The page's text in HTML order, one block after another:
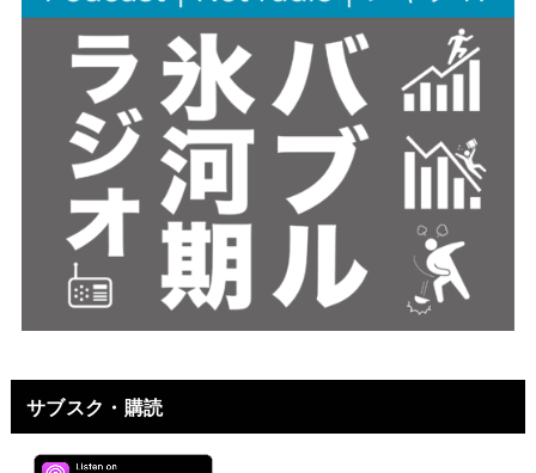
サブスク・購読